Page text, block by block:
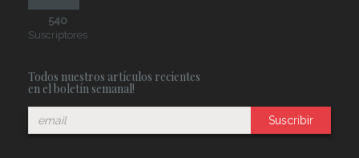
540
Suscriptores
Todos nuestros artículos recientes
en el boletín semanal!
Suscribir